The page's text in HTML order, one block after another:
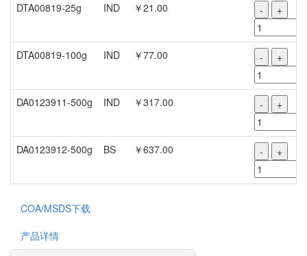
DTA00819-25g
IND ￥21.00 - +
DTA00819-100g IND ￥77.00 - +
DA0123911-500g IND ￥317.00 - +
DA0123912-500g BS ￥637.00 - +
COA/MSDS下载
产品详情